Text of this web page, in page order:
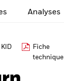
Analyses
KID
Fiche
technique